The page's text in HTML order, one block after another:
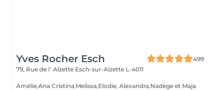
Yves Rocher Esch
499
79, Rue de l`Alzette Esch-sur-Alzette L-4011
Amélie,Ana Cristina,Melissa,Elodie, Alexandra,Nadège et Maja